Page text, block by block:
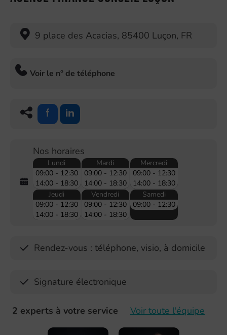
9 place des Acacias, 85400 Luçon, FR
Voir le n° de téléphone
Nos horaires
Lundi
09:00 - 12:30
14:00 - 18:30
Mardi
09:00 - 12:30
14:00 - 18:30
Mercredi
09:00 - 12:30
14:00 - 18:30
Jeudi
09:00 - 12:30
14:00 - 18:30
Vendredi
09:00 - 12:30
14:00 - 18:30
Samedi
09:00 - 12:30
Rendez-vous : téléphone, visio, à domicile
Signature électronique
2 experts à votre service Voir toute l'équipe